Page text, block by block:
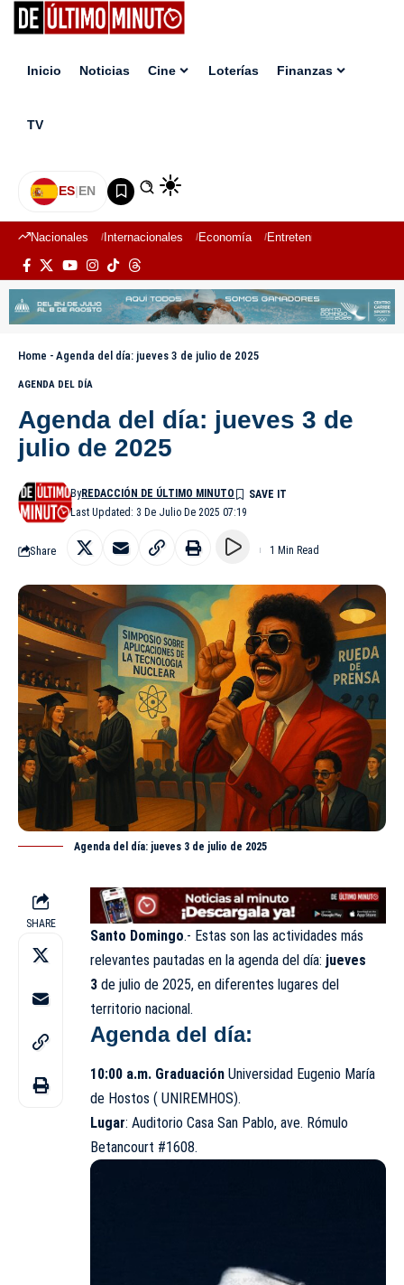
Inicio Noticias Cine Loterías Finanzas
TV
ES|EN
Nacionales Internacionales Economía Entretenimiento
Home - Agenda del día: jueves 3 de julio de 2025
AGENDA DEL DÍA
Agenda del día: jueves 3 de
julio de 2025
Last Updated: 3 De Julio De 2025 07:19
ByREDACCIÓN DE ÚLTIMO MINUTO
Share 1 Min Read
Agenda del día: jueves 3 de julio de 2025
SHARE
Santo Domingo.- Estas son las actividades más
relevantes pautadas en la agenda del día: jueves
3 de julio de 2025, en diferentes lugares del
territorio nacional.
Agenda del día:
10:00 a.m. Graduación Universidad Eugenio María
de Hostos ( UNIREMHOS).
Lugar: Auditorio Casa San Pablo, ave. Rómulo
Betancourt #1608.